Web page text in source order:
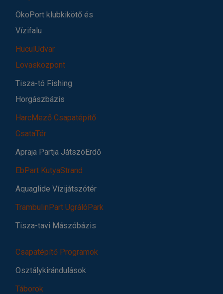
ÖkoPort klubkikötő és
Vízifalu
HuculUdvar
Lovasközpont
Tisza-tó Fishing
Horgászbázis
HarcMező Csapatépítő
CsataTér
Apraja Partja JátszóErdő
EbPart KutyaStrand
Aquaglide Vízijátszótér
TrambulinPart UgrálóPark
Tisza-tavi Mászóbázis
Csapatépítő Programok
Osztálykirándulások
Táborok